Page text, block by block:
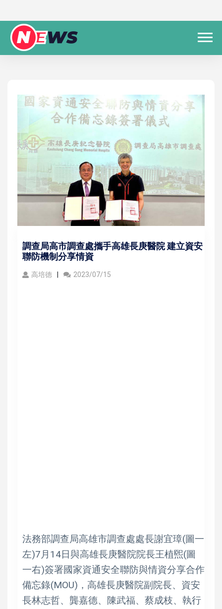
調查局高市調查處攜手高雄長庚醫院 建立資安
聯防機制分享情資
高培德 2023/07/15
法務部調查局高雄市調查處處長謝宜璋(圖一
左)7月14日與高雄長庚醫院院長王植煕(圖
一右)簽署國家資通安全聯防與情資分享合作
備忘錄(MOU)，高雄長庚醫院副院長、資安
長林志哲、龔嘉德、陳武福、蔡成枝、執行